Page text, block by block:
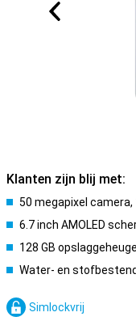
Klanten zijn blij met:
50 megapixel
6.7 inch AMOLED
128 GB
Water- en
Simlockvrij